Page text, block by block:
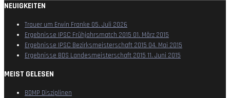
NEUIGKEITEN
Trauer um Erwin Franke 05. Juli 2026
Ergebnisse IPSC Frühjahrsmatch 2015 01. März 2015
Ergebnisse IPSC Bezirksmeisterschaft 2015 04. Mai 2015
Ergebnisse BDS Landesmeisterschaft 2015 11. Juni 2015
MEIST GELESEN
BDMP Disziplinen